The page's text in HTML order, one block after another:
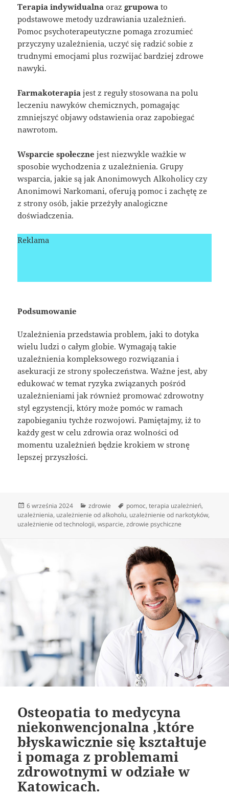
Terapia indywidualna orazgrupowa to
podstawowe metody uzdrawiania uzależnień.
Pomoc psychoterapeutyczne pomaga zrozumieć
przyczyny uzależnienia, uczyć się radzić sobie z
trudnymi emocjami plus rozwijać bardziej zdrowe
nawyki.
Farmakoterapia jest z reguły stosowana na polu
leczeniu nawyków chemicznych, pomagając
zmniejszyć objawy odstawienia oraz zapobiegać
nawrotom.
Wsparcie społeczne jest niezwykle ważkie w
sposobie wychodzenia z uzależnienia. Grupy
wsparcia, jakie są jak Anonimowych Alkoholicy czy
Anonimowi Narkomani, oferują pomoc i zachętę ze
z strony osób, jakie przeżyły analogiczne
doświadczenia.
Reklama
Podsumowanie
Uzależnienia przedstawia problem, jaki to dotyka
wielu ludzi o całym globie. Wymagają takie
uzależnienia kompleksowego rozwiązania i
asekuracji ze strony społeczeństwa. Ważne jest, aby
edukować w temat ryzyka związanych pośród
uzależnieniami jak również promować zdrowotny
styl egzystencji, który może pomóc w ramach
zapobieganiu tychże rozwojowi. Pamiętajmy, iż to
każdy gest w celu zdrowia oraz wolności od
momentu uzależnień będzie krokiem w stronę
lepszej przyszłości.
Data
publikacji
6 września 2024 Kategorie
zdrowie Tagi
pomoc,terapia uzależnień,
uzależnienia, uzależnienie od alkoholu, uzależnienie od narkotyków,
uzależnienie od technologii,wsparcie,zdrowie psychiczne
Osteopatia to medycyna
niekonwencjonalna ,które
błyskawicznie się kształtuje
i pomaga z problemami
zdrowotnymi w odziałe w
Katowicach.